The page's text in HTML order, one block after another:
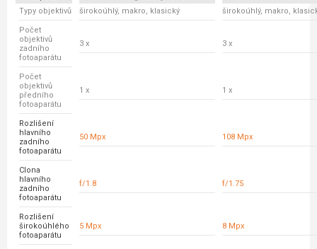
Typy objektivů
širokoúhlý, makro, klasický širokoúhlý, makro,
Počet
objektivů
zadního
fotoaparátu
3 x 3 x
Počet
objektivů
předního
fotoaparátu
1 x 1 x
Rozlišení
hlavního
zadního
fotoaparátu
50 Mpx 108 Mpx
Clona
hlavního
zadního
fotoaparátu
f/1.8 f/1.75
Rozlišení
širokoúhlého
fotoaparátu
5 Mpx 8 Mpx